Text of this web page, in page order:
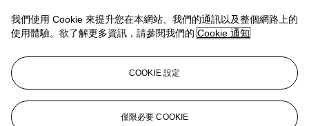
而財富並不能保證收藏的品質與長久，因此當確定了收藏目的
後，便要研究“收”與“藏”的方法。王南屏中國古代書畫收藏之
成就確是達到了他那個世代的頂點，他的收藏品味和為人處事
的態度也反映出他的內在特質，體現出一種樂善好施、慷慨、
高雅以及無私的人生面貌。他超越了收藏家、鑒賞家、行家、
文人、藝術家與學者的身分界線，獨樹一幟的人格特質，深受
親朋好友、學術界及收藏圈的敬愛。
我們使用 Cookie 來提升您在本網站、我們的通訊以及整個網路上的
使用體驗。欲了解更多資訊，請參閱我們的 Cookie 通知
COOKIE 設定
僅限必要 COOKIE